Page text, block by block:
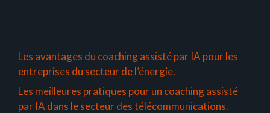
Les avantages du coaching assisté par IA pour les
entreprises du secteur de l’énergie.
Les meilleures pratiques pour un coaching assisté
par IA dans le secteur des télécommunications.